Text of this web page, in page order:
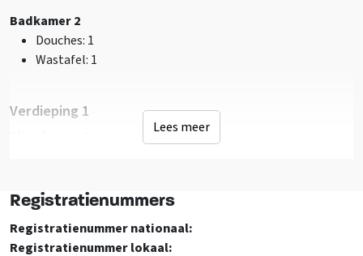
Douches: 1
Wastafel: 1
Toiletten: 1
Faciliteiten (Binnen)
1- persoonsbed: 6
Badkamer 2
Douches: 1
Wastafel: 1
Verdieping 1
Slaapkamer 2
1-persoonsbed: 3
Lees meer
Registratienummers
Registratienummer nationaal:
Registratienummer lokaal: